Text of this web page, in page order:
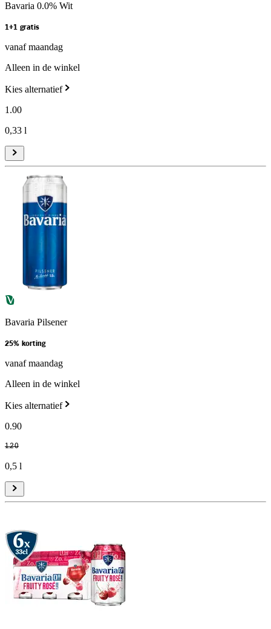
Bavaria 0.0% Wit
1+1 gratis
vanaf maandag
Alleen in de winkel
Kies alternatief
1.00
0,33 l
Bavaria Pilsener
25% korting
vanaf maandag
Alleen in de winkel
Kies alternatief
0.90
1.20
0,5 l